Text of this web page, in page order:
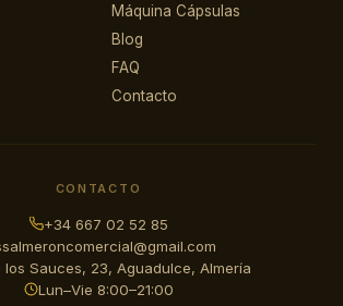
Máquina Cápsulas
Blog
FAQ
Contacto
CONTACTO
+34 667 02 52 85
los Sauces, 23, Aguadulce, Almería
Lun–Vie 8:00–21:00